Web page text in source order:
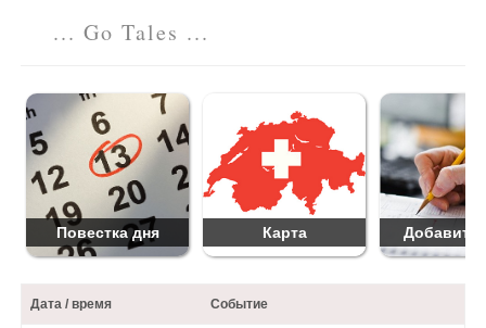
... Go Tales ...
Повестка дня Карта Добавить
Дата / время Событие